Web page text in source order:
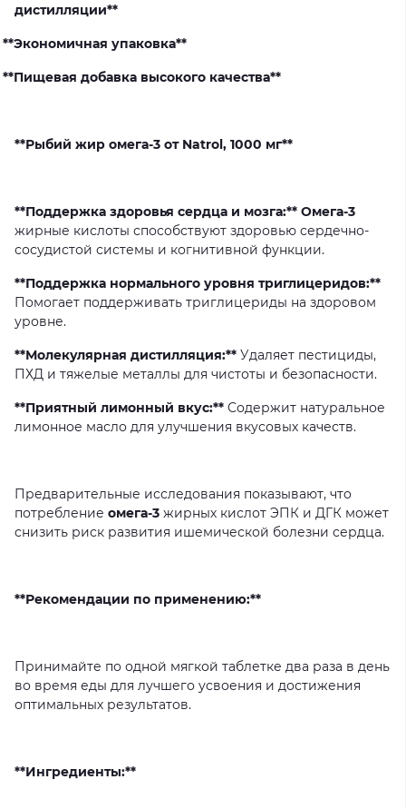
дистилляции**
**Экономичная упаковка**
**Пищевая добавка высокого качества**
**Рыбий жир омега-3 от Natrol, 1000 мг**
**Поддержка здоровья сердца и мозга:** Омега-3
жирные кислоты способствуют здоровью сердечно-
сосудистой системы и когнитивной функции.
**Поддержка нормального уровня триглицеридов:**
Помогает поддерживать триглицериды на здоровом
уровне.
**Молекулярная дистилляция:** Удаляет пестициды,
ПХД и тяжелые металлы для чистоты и безопасности.
**Приятный лимонный вкус:** Содержит натуральное
лимонное масло для улучшения вкусовых качеств.
Предварительные исследования показывают, что
потребление омега-3 жирных кислот ЭПК и ДГК может
снизить риск развития ишемической болезни сердца.
**Рекомендации по применению:**
Принимайте по одной мягкой таблетке два раза в день
во время еды для лучшего усвоения и достижения
оптимальных результатов.
**Ингредиенты:**